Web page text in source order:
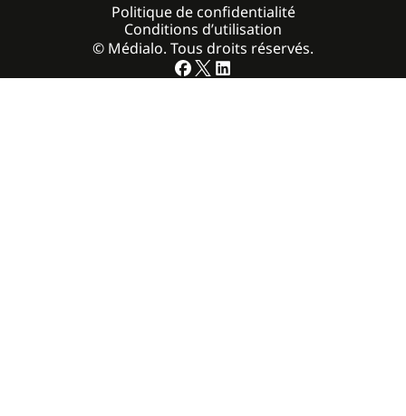
© Médialo. Tous droits réservés.
Politique de confidentialité
Conditions d’utilisation